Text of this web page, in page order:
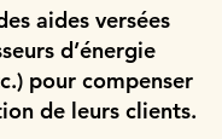
aides versées
d’énergie
pour compenser
de leurs clients.